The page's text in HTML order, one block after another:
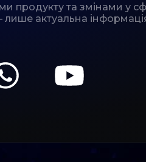
продукту та змінами у
актуальна